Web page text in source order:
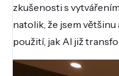
zkušenosti s
natolik, že jsem
použití, jak AI již